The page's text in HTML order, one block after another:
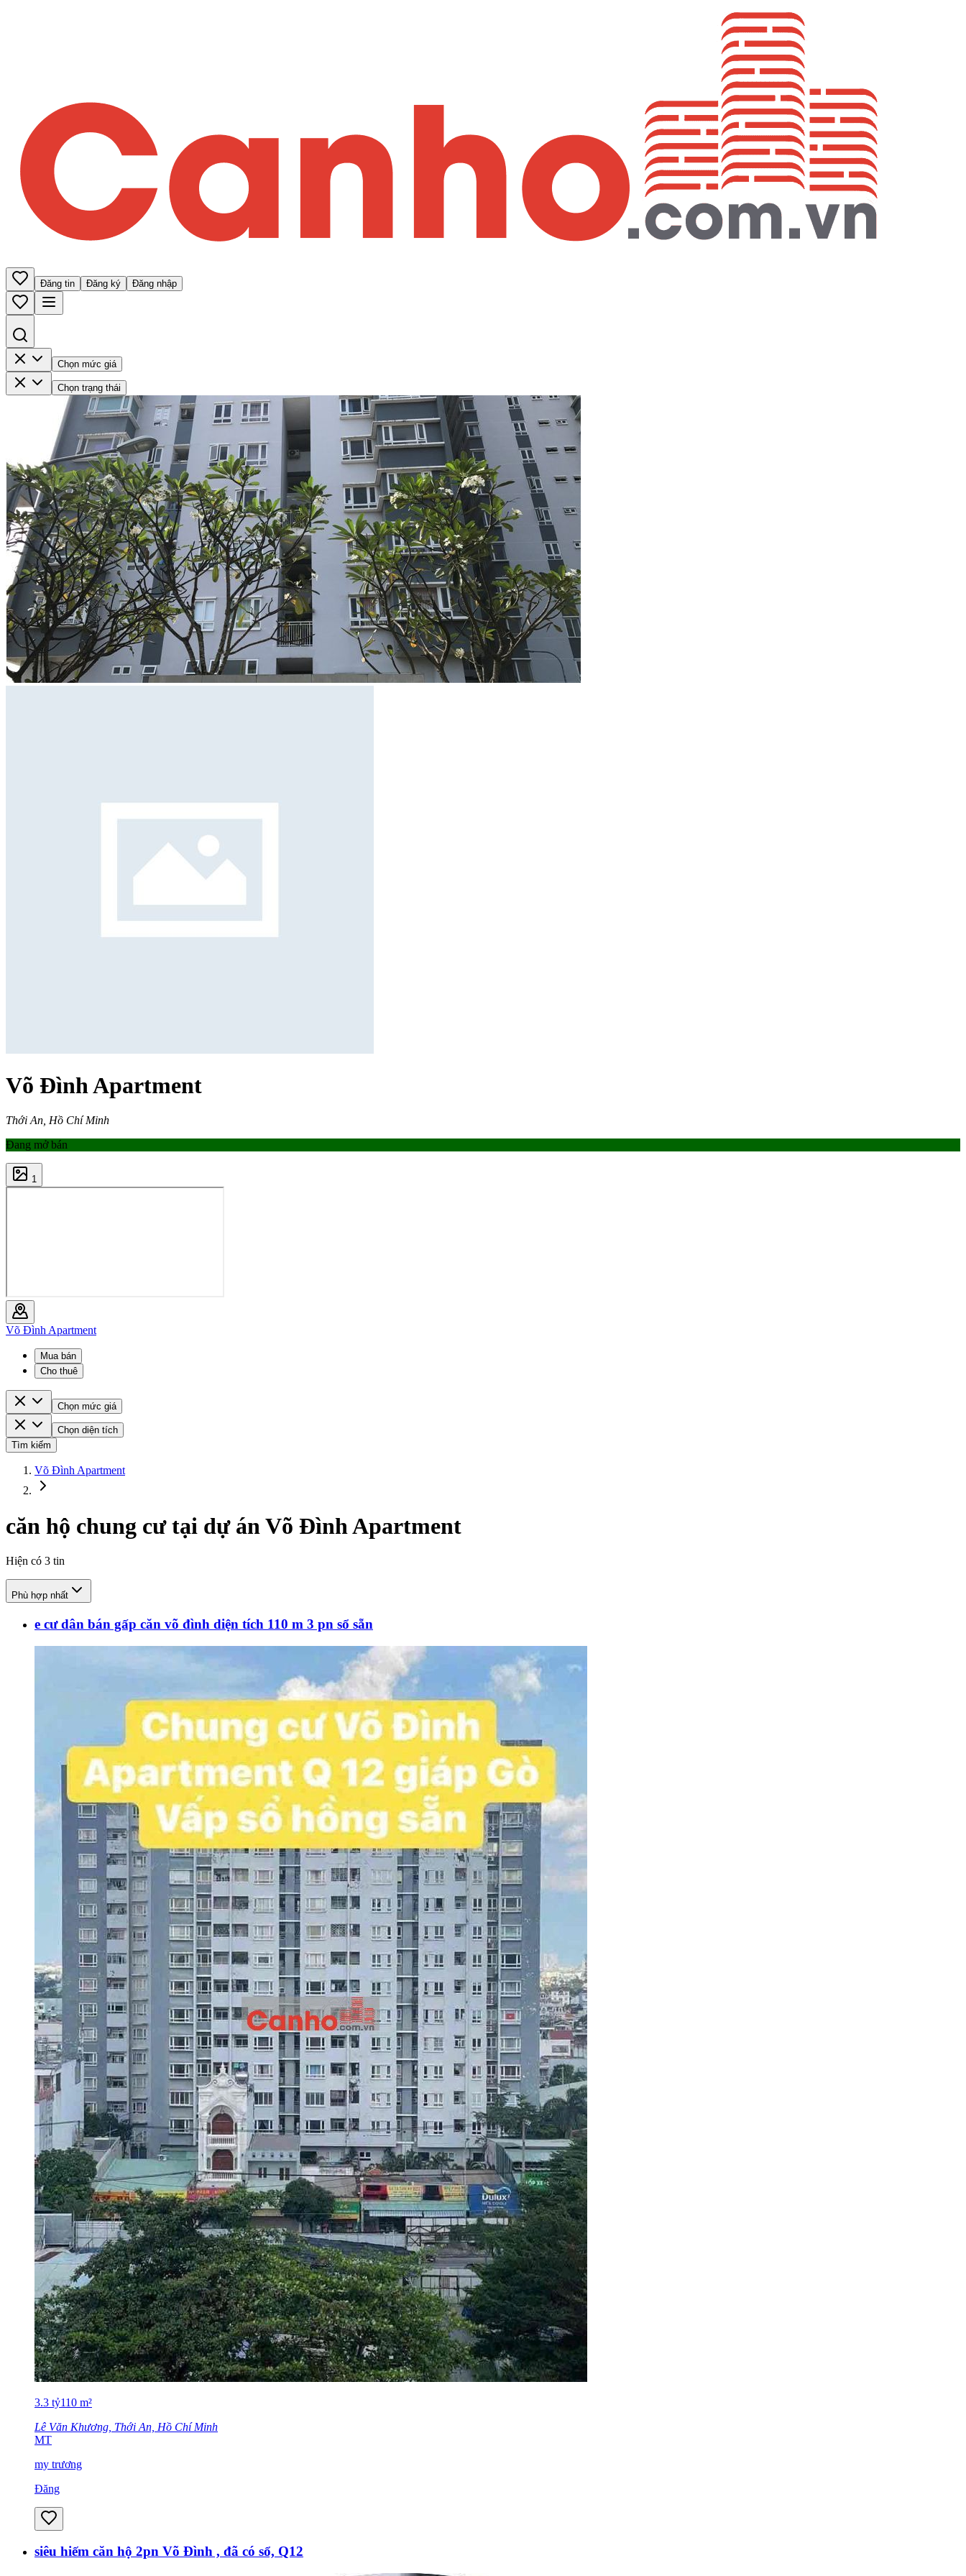
Đăng tin Đăng ký Đăng nhập
Chọn mức giá
Chọn trạng thái
Võ Đình Apartment
Thới An, Hồ Chí Minh
Đang mở bán
1
Võ Đình Apartment
Mua bán
Cho thuê
Chọn mức giá
Chọn diện tích
Tìm kiếm
Võ Đình Apartment
căn hộ chung cư tại dự án Võ Đình Apartment
Hiện có 3 tin
Phù hợp nhất
e cư dân bán gấp căn võ đình diện tích 110 m 3 pn sổ sẵn
3.3 tỷ110 m²
Lê Văn Khương, Thới An, Hồ Chí Minh
MT
my trương
Đăng
siêu hiếm căn hộ 2pn Võ Đình , đã có sổ, Q12